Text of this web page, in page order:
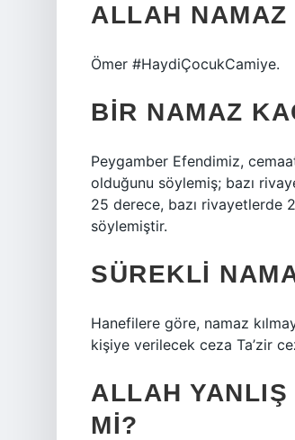
ALLAH
Ömer #HaydiÇocukCamiye.
BIR NAMAZ
Peygamber Efendimiz,
olduğunu söylemiş; bazı
25 derece, bazı rivayetlerde
söylemiştir.
SÜREKLI
Hanefilere göre, namaz
kişiye verilecek ceza Ta’zir
ALLAH
MI?